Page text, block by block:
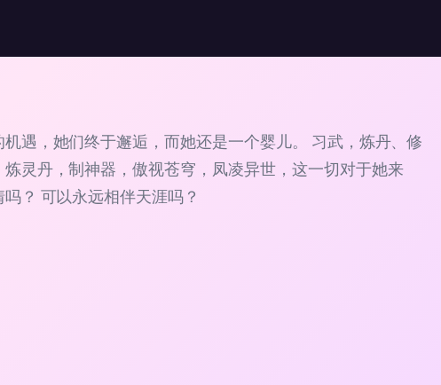
遇，她们终于邂逅，而她还是一个婴儿。 习武，炼丹、修
灵丹，制神器，傲视苍穹，凤凌异世，这一切对于她来
？ 可以永远相伴天涯吗？